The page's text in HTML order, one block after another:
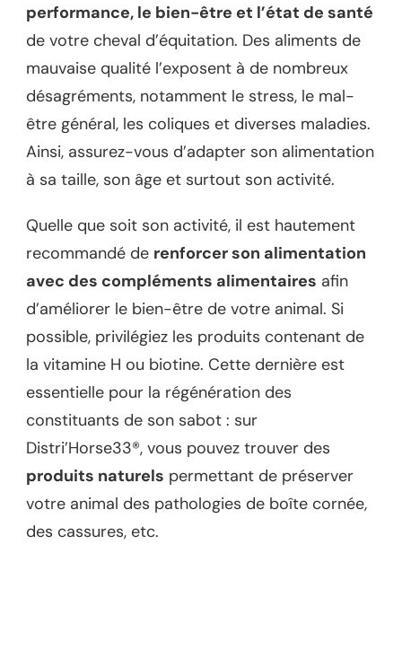
performance, le bien-être et l’état de santé
de votre cheval d’équitation. Des aliments de
mauvaise qualité l’exposent à de nombreux
désagréments, notamment le stress, le mal-
être général, les coliques et diverses maladies.
Ainsi, assurez-vous d’adapter son alimentation
à sa taille, son âge et surtout son activité.
Quelle que soit son activité, il est hautement
recommandé de renforcer son alimentation
avec des compléments alimentaires afin
d’améliorer le bien-être de votre animal. Si
possible, privilégiez les produits contenant de
la vitamine H ou biotine. Cette dernière est
essentielle pour la régénération des
constituants de son sabot : sur
Distri’Horse33®, vous pouvez trouver des
produits naturels permettant de préserver
votre animal des pathologies de boîte cornée,
des cassures, etc.